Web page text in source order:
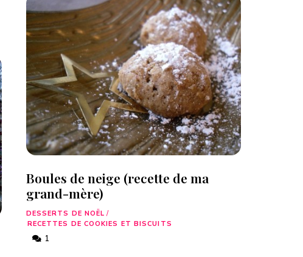
Boules de neige (recette de ma
grand-mère)
DESSERTS DE NOËL /
RECETTES DE COOKIES ET BISCUITS
1